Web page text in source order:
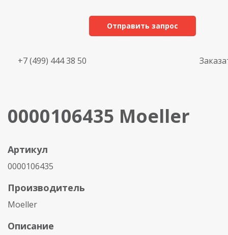
Отправить запрос
+7 (499) 444 38 50
0000106435 Moeller
Артикул
0000106435
Производитель
Moeller
Описание